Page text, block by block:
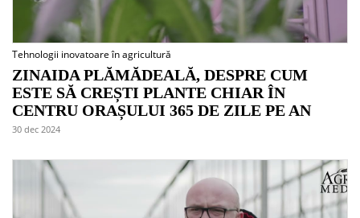
Tehnologii inovatoare în agricultură
ZINAIDA PLĂMĂDEALĂ, DESPRE CUM
ESTE SĂ CREȘTI PLANTE CHIAR ÎN
CENTRU ORAȘULUI 365 DE ZILE PE AN
30 dec 2024